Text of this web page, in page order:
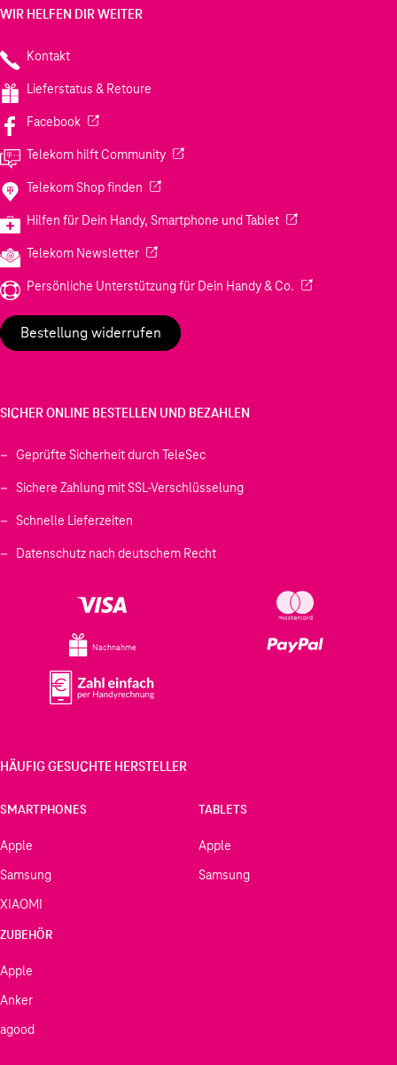
WIR HELFEN DIR WEITER
Kontakt
Lieferstatus & Retoure
Facebook(Wird in einem neuen Tab geöffnet)
Telekom hilft Community(Wird in einem neuen Tab geöffnet)
Telekom Shop finden (Wird in einem neuen Tab geöffnet)
Hilfen für Dein Handy, Smartphone und Tablet(Wird in einem
Telekom Newsletter(Wird in einem neuen Tab geöffnet)
Persönliche Unterstützung für Dein Handy & Co. (Wird in einem
Bestellung widerrufen
SICHER ONLINE BESTELLEN UND BEZAHLEN
Geprüfte Sicherheit durch TeleSec
Sichere Zahlung mit SSL-Verschlüsselung
Schnelle Lieferzeiten
Datenschutz nach deutschem Recht
Nachnahme
HÄUFIG GESUCHTE HERSTELLER
SMARTPHONES
Apple
Samsung
XIAOMI
TABLETS
Apple
Samsung
ZUBEHÖR
Apple
Anker
agood